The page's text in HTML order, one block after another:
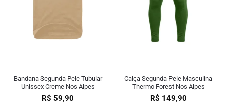
Bandana Segunda Pele Tubular
Unissex Creme Nos Alpes
R$ 59,90
Calça Segunda Pele Masculina
Thermo Forest Nos Alpes
R$ 149,90